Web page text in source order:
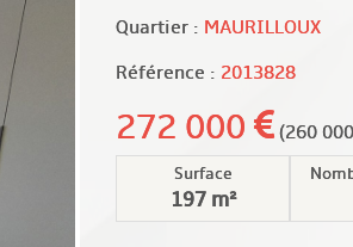
Quartier : MAURILLOUX
Référence : 2013828
272 000 (260
Surface
197 m²